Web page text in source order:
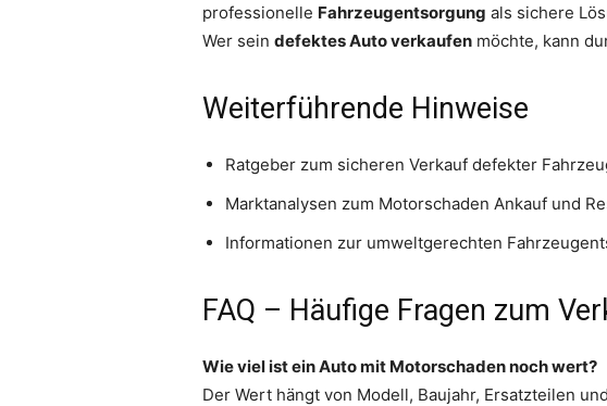
professionelle Fahrzeugentsorgung als sichere
Wer sein defektes Auto verkaufen möchte, kann
Weiterführende Hinweise
Ratgeber zum sicheren Verkauf defekter
Marktanalysen zum Motorschaden Ankauf und
Informationen zur umweltgerechten
FAQ – Häufige Fragen zum
Wie viel ist ein Auto mit Motorschaden noch wert?
Der Wert hängt von Modell, Baujahr, Ersatzteilen